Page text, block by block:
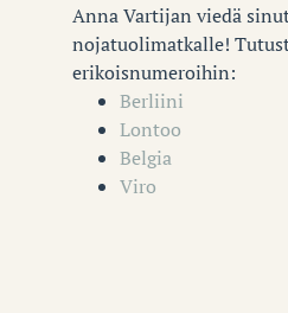
Anna Vartijan viedä
nojatuolimatkalle!
erikoisnumeroihin:
Berliini
Lontoo
Belgia
Viro